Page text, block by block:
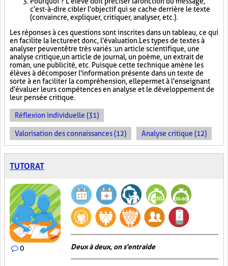
c'est-à-dire cibler l'objectif qui se cache derrière le texte
(convaincre, expliquer, critiquer, analyser, etc.).
Les réponses à ces questions sont inscrites dans un tableau, ce qui
en facilite la lecture et donc, l'évaluation. Les types de textes à
analyser peuvent être très variés : un article scientifique, une
analyse critique, un article de journal, un poème, un extrait de
roman, une publicité, etc. Puisque cette technique amène les
élèves à décomposer l'information présente dans un texte de
sorte à en faciliter la compréhension, elle permet à l'enseignant
d'évaluer leurs compétences en analyse et le développement de
leur pensée critique.
Réflexion individuelle (31)
Valorisation des connaissances (12) Analyse critique (12)
TUTORAT
0 Deux à deux, on s'entraide